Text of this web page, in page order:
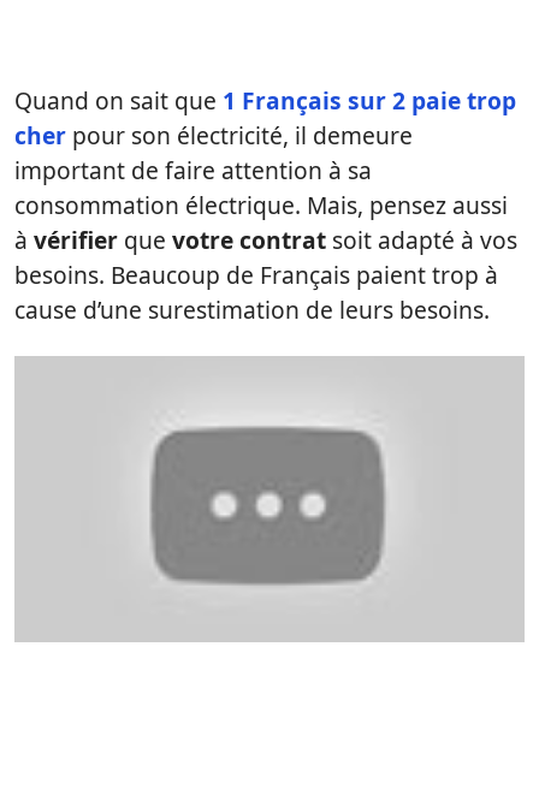
Quand on sait que 1 Français sur 2 paie trop
cher pour son électricité, il demeure
important de faire attention à sa
consommation électrique. Mais, pensez aussi
à vérifier que votre contrat soit adapté à vos
besoins. Beaucoup de Français paient trop à
cause d’une surestimation de leurs besoins.